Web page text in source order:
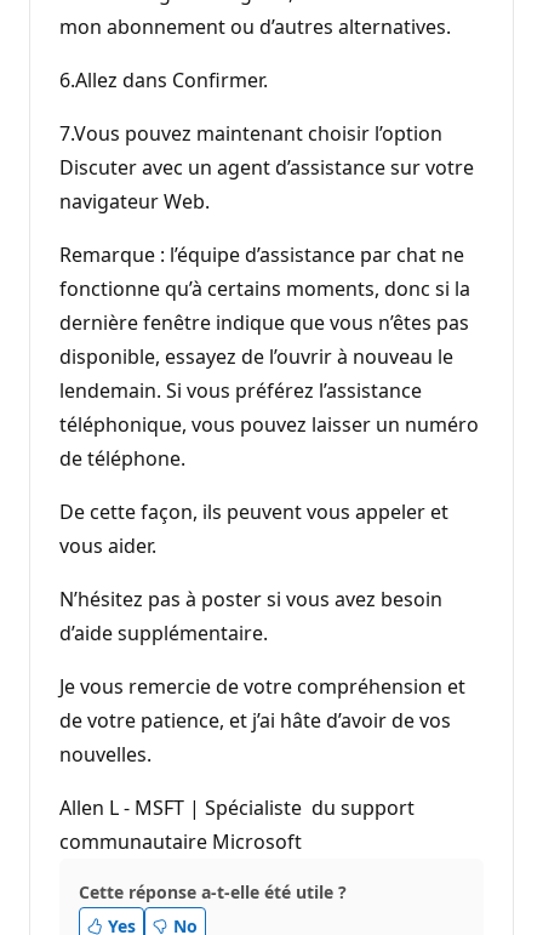
mon abonnement ou d’autres alternatives.
6.Allez dans Confirmer.
7.Vous pouvez maintenant choisir l’option
Discuter avec un agent d’assistance sur votre
navigateur Web.
Remarque : l’équipe d’assistance par chat ne
fonctionne qu’à certains moments, donc si la
dernière fenêtre indique que vous n’êtes pas
disponible, essayez de l’ouvrir à nouveau le
lendemain. Si vous préférez l’assistance
téléphonique, vous pouvez laisser un numéro
de téléphone.
De cette façon, ils peuvent vous appeler et
vous aider.
N’hésitez pas à poster si vous avez besoin
d’aide supplémentaire.
Je vous remercie de votre compréhension et
de votre patience, et j’ai hâte d’avoir de vos
nouvelles.
Allen L - MSFT | Spécialiste du support
communautaire Microsoft
Cette réponse a-t-elle été utile ?
Yes
No